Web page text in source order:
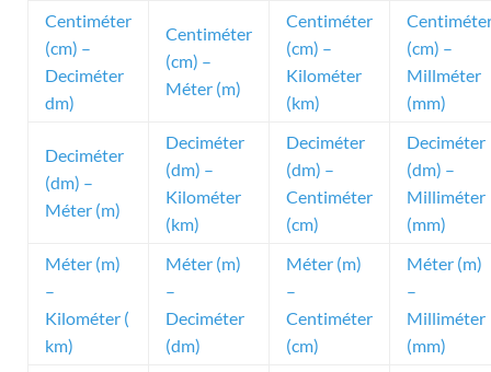
Centiméter
(cm) –
Deciméter
dm)
Centiméter
(cm) –
Méter (m)
Centiméter
(cm) –
Kilométer
(km)
(cm) –
Millméter
(mm)
Deciméter
(dm) –
Méter (m)
Deciméter
(dm) –
Kilométer
(km)
Deciméter
(dm) –
Centiméter
(cm)
Deciméter
(dm) –
Milliméter
(mm)
Méter (m)
–
Kilométer (
km)
Méter (m)
–
Deciméter
(dm)
Méter (m)
–
Centiméter
(cm)
Méter (m)
–
Milliméter
(mm)